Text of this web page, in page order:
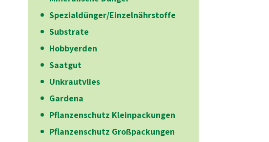
Spezialdünger/Einzelnährstoffe
Substrate
Hobbyerden
Saatgut
Unkrautvlies
Gardena
Pflanzenschutz Kleinpackungen
Pflanzenschutz Großpackungen